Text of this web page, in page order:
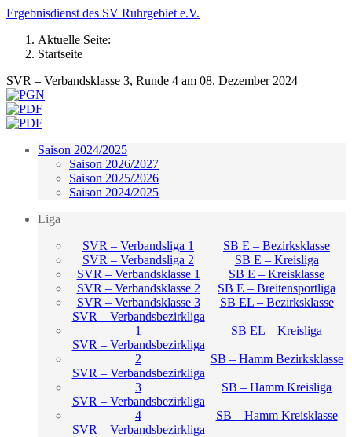
Ergebnisdienst des SV Ruhrgebiet e.V.
Aktuelle Seite:
Startseite
SVR – Verbandsklasse 3, Runde 4 am 08. Dezember 2024
Saison 2024/2025
Saison 2026/2027
Saison 2025/2026
Saison 2024/2025
Liga
SVR – Verbandsliga 1
SB E – Bezirksklasse
SVR – Verbandsliga 2
SB E – Kreisliga
SVR – Verbandsklasse 1
SB E – Kreisklasse
SVR – Verbandsklasse 2
SB E – Breitensportliga
SVR – Verbandsklasse 3
SB EL – Bezirksklasse
SVR – Verbandsbezirkliga
1
SB EL – Kreisliga
SVR – Verbandsbezirkliga
2
SB – Hamm Bezirksklasse
SVR – Verbandsbezirkliga
3
SB – Hamm Kreisliga
SVR – Verbandsbezirkliga
4
SB – Hamm Kreisklasse
SVR – Verbandsbezirkliga